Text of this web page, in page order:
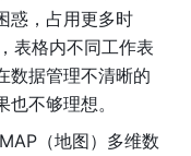
惑，占用更多时
表格内不同工作表
数据管理不清晰的
不够理想。
（地图）多维数